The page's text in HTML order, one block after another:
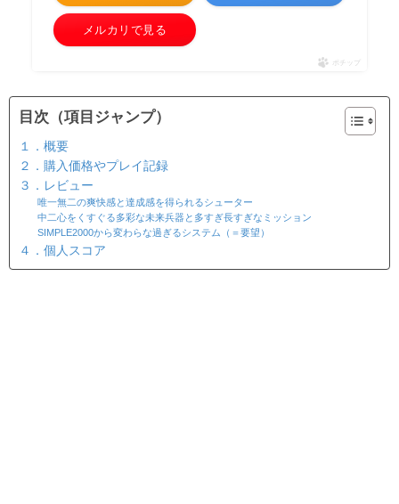
メルカリで見る
ポチップ
目次（項目ジャンプ）
１．概要
２．購入価格やプレイ記録
３．レビュー
唯一無二の爽快感と達成感を得られるシューター
中二心をくすぐる多彩な未来兵器と多すぎ長すぎなミッション
SIMPLE2000から変わらな過ぎるシステム（＝要望）
４．個人スコア